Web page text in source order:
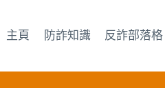
主頁 防詐知識 反詐部落格